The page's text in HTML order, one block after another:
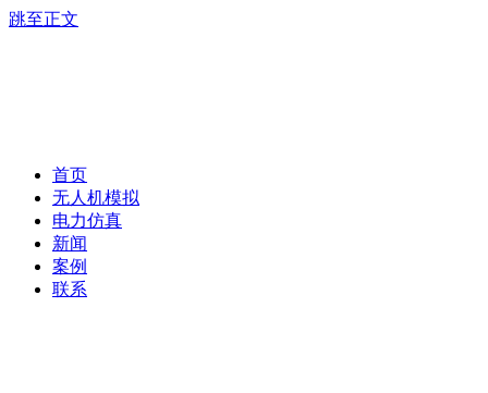
跳至正文
首页
无人机模拟
电力仿真
新闻
案例
联系